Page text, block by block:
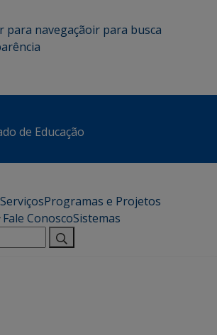
para navegaçãoir para busca
de Educação
ServiçosProgramas e Projetos
Fale ConoscoSistemas